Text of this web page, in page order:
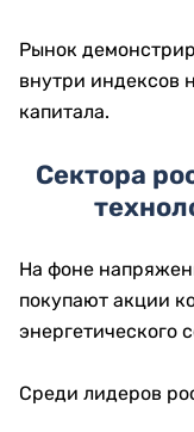
Рынок
внутри индексов
капитала.
Сектора
На фоне
покупают акции
энергетического
Среди лидеров